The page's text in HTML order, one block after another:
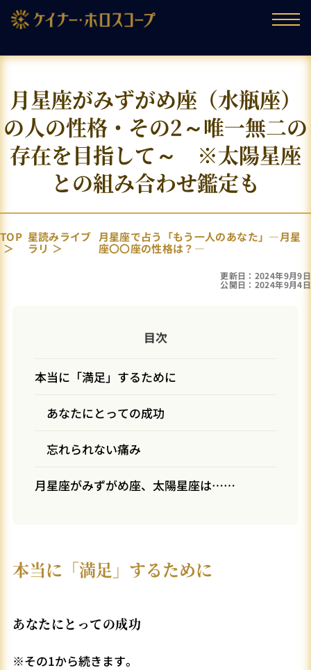
月星座がみずがめ座（水瓶座）
の人の性格・その2～唯一無二の
存在を目指して～ ※太陽星座
との組み合わせ鑑定も
TOP 星読みライブ
ラリ
月星座で占う「もう一人のあなた」―月星
座〇〇座の性格は？―
更新日：2024年9月9日
公開日：2024年9月4日
目次
本当に「満足」するために
あなたにとっての成功
忘れられない痛み
月星座がみずがめ座、太陽星座は……
本当に「満足」するために
あなたにとっての成功
※その1から続きます。